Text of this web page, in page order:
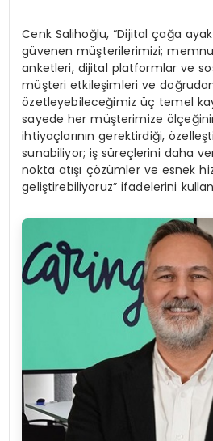
Cenk Salihoğlu, “Dijital çağa
güvenen müşterilerimizi;
anketleri, dijital platformlar ve
müşteri etkileşimleri ve
özetleyebileceğimiz üç temel
sayede her müşterimize
ihtiyaçlarının gerektirdiği,
sunabiliyor; iş süreçlerini daha
nokta atışı çözümler ve esnek
geliştirebiliyoruz” ifadelerini